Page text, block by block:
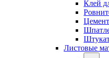
Клей
Цемент
Листовые